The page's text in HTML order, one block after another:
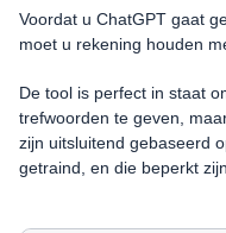
Voordat u ChatGPT gaat
moet u rekening houden
De tool is perfect in staat
trefwoorden te geven,
zijn uitsluitend gebaseerd
getraind, en die beperkt